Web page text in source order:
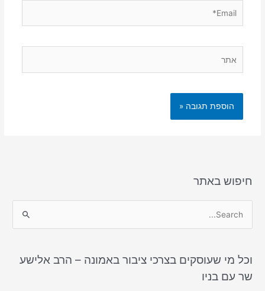
חיפוש באתר
r
c
וכל מי שעוסקים בצרכי ציבור באמונה – הרב אלישע
שר עם בניו